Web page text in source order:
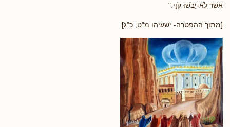
אֲשֶׁר לֹא-יֵבֹשׁוּ קֹוָי."
[מתוך ההפטרה- ישעיהו מ"ט, כ"ג]